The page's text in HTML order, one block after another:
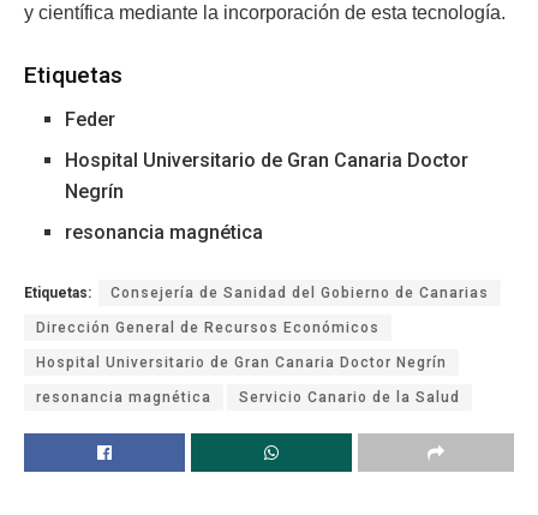
y científica mediante la incorporación de esta tecnología.
Etiquetas
Feder
Hospital Universitario de Gran Canaria Doctor
Negrín
resonancia magnética
Etiquetas: Consejería de Sanidad del Gobierno de Canarias
Dirección General de Recursos Económicos
Hospital Universitario de Gran Canaria Doctor Negrín
resonancia magnética Servicio Canario de la Salud